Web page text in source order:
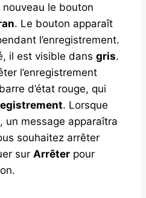
le bouton
. Le bouton apparaît
l’enregistrement.
il est visible dans gris.
l’enregistrement
d’état rouge, qui
. Lorsque
un message apparaîtra
souhaitez arrêter
sur Arrêter pour